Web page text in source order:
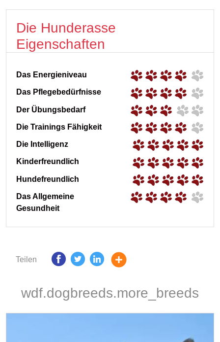
Die Hunderasse
Eigenschaften
Das Energieniveau
Das Pflegebedürfnisse
Der Übungsbedarf
Die Trainings Fähigkeit
Die Intelligenz
Kinderfreundlich
Hundefreundlich
Das Allgemeine
Gesundheit
Teilen
wdf.dogbreeds.more_breeds